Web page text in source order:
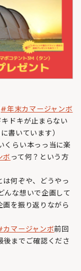
#年末カマージャンボ
ドキが止まらない
書いています）
くらい本っっ当に楽
ボ って何？という方
は何ぞや、どうやっ
んな想いで企画して
画を振り返りながら
カマージャンボ前回
後までご確認くださ